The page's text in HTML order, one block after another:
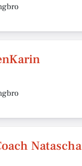
Natascha